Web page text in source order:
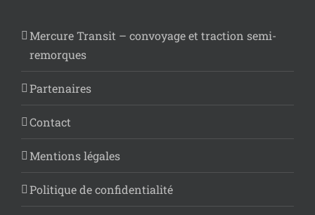
Mercure Transit – convoyage et traction semi-
remorques
Partenaires
Contact
Mentions légales
Politique de confidentialité